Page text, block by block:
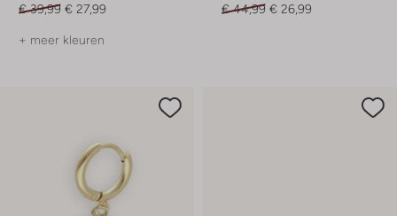
€ 39,99 € 27,99
+ meer kleuren
€ 44,99 € 26,99